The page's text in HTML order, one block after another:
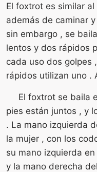
El foxtrot es similar
además de caminar
sin embargo , se
lentos y dos rápidos
cada uso dos golpes
rápidos utilizan uno .
El foxtrot se baila
pies están juntos , y
. La mano izquierda
la mujer , con los
su mano izquierda
y la mano derecha